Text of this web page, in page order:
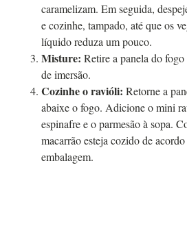
caramelizam. Em seguida,
e cozinhe, tampado, até que os
líquido reduza um pouco.
Misture: Retire a panela do
de imersão.
Cozinhe o ravióli: Retorne a
abaixe o fogo. Adicione o mini
espinafre e o parmesão à sopa.
macarrão esteja cozido de
embalagem.